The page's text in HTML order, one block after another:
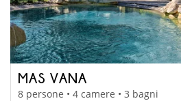
MAS VANA
8 persone • 4 camere • 3 bagni